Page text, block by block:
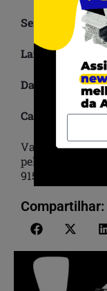
Serviço:
Lançamento
Data: 15 de
Canal:
Valor do livro:
pelo
9153-1883 ou
Compartilhar: